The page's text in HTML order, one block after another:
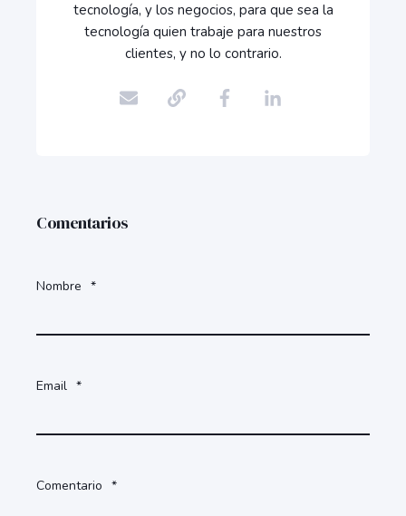
tecnología, y los negocios, para que sea la
tecnología quien trabaje para nuestros
clientes, y no lo contrario.
Comentarios
Nombre *
Email *
Comentario *